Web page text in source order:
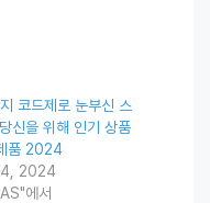
코드제로 눈부신 스
신을 위해 인기 상품
품 2024
2024
에서